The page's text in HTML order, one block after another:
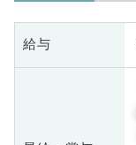
給与